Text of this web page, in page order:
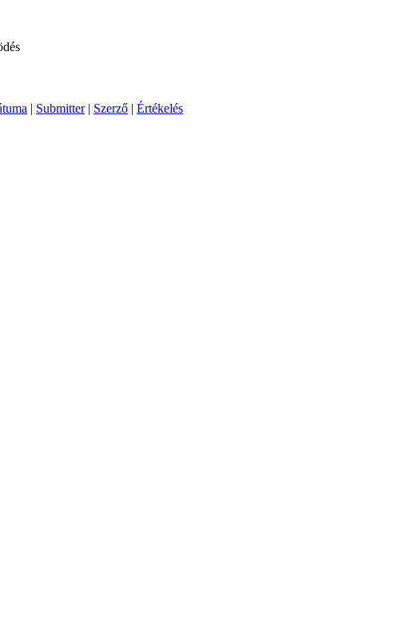
| Submitter| Szerző | Értékelés